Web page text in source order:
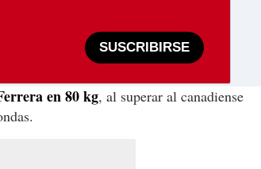
SUSCRIBIRSE
en 80 kg, al superar al canadiense